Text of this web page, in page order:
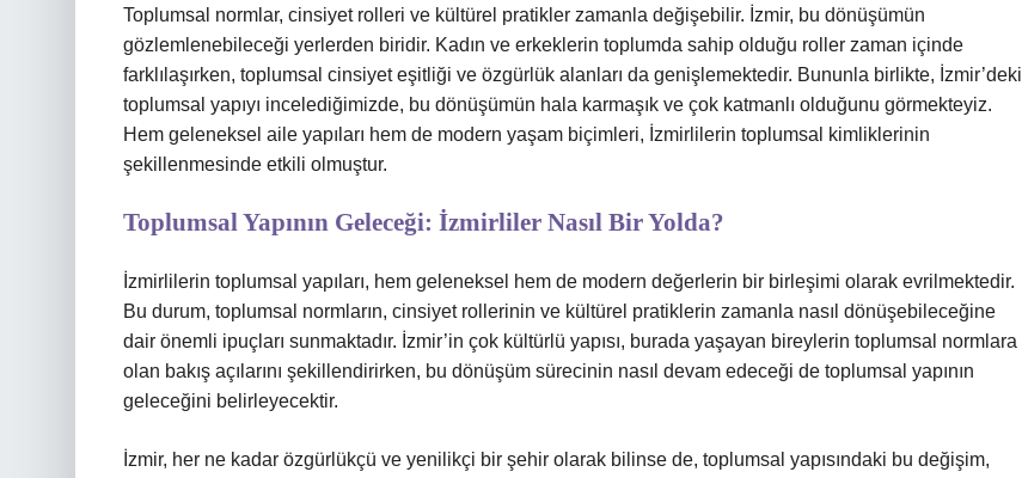
Toplumsal normlar, cinsiyet rolleri ve kültürel pratikler zamanla değişebilir. İzmir, bu dönüşümün
gözlemlenebileceği yerlerden biridir. Kadın ve erkeklerin toplumda sahip olduğu roller zaman içinde
farklılaşırken, toplumsal cinsiyet eşitliği ve özgürlük alanları da genişlemektedir. Bununla birlikte, İzmir’deki
toplumsal yapıyı incelediğimizde, bu dönüşümün hala karmaşık ve çok katmanlı olduğunu görmekteyiz.
Hem geleneksel aile yapıları hem de modern yaşam biçimleri, İzmirlilerin toplumsal kimliklerinin
şekillenmesinde etkili olmuştur.
Toplumsal Yapının Geleceği: İzmirliler Nasıl Bir Yolda?
İzmirlilerin toplumsal yapıları, hem geleneksel hem de modern değerlerin bir birleşimi olarak evrilmektedir.
Bu durum, toplumsal normların, cinsiyet rollerinin ve kültürel pratiklerin zamanla nasıl dönüşebileceğine
dair önemli ipuçları sunmaktadır. İzmir’in çok kültürlü yapısı, burada yaşayan bireylerin toplumsal normlara
olan bakış açılarını şekillendirirken, bu dönüşüm sürecinin nasıl devam edeceği de toplumsal yapının
geleceğini belirleyecektir.
İzmir, her ne kadar özgürlükçü ve yenilikçi bir şehir olarak bilinse de, toplumsal yapısındaki bu değişim,